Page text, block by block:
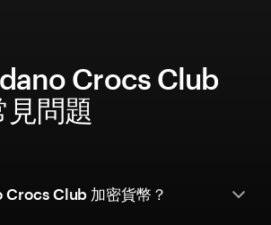
Crocs Club
問題
Club 加密貨幣？